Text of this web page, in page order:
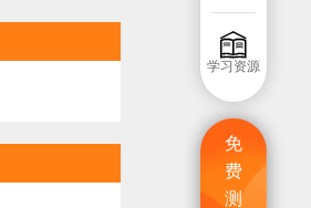

学习资源
免
费
测